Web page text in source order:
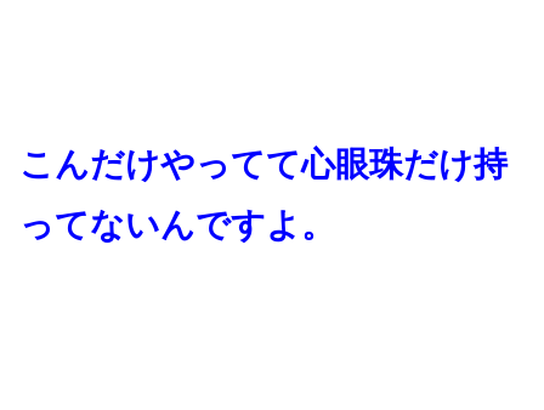
こんだけやってて心眼珠だけ持
ってないんですよ。